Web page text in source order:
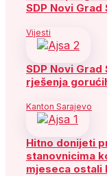
SDP Novi Grad
Vijesti
SDP Novi
rješenja
Kanton Sarajevo
Hitno donijeti
stanovnicima
mjeseca ostali